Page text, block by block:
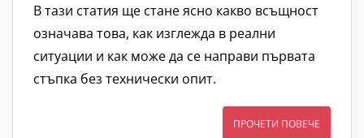
В тази статия ще стане ясно какво всъщност
означава това, как изглежда в реални
ситуации и как може да се направи първата
стъпка без технически опит.
ПРОЧЕТИ ПОВЕЧЕ